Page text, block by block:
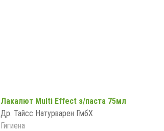
Лакалют Multi Effect з/паста 75мл
Др. Тайсс Натурварен ГмбХ
Гигиена